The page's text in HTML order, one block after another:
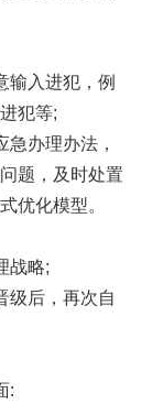
输入进犯，例
犯等;
办理办法，
题，及时处置
优化模型。
战略;
级后，再次自
: